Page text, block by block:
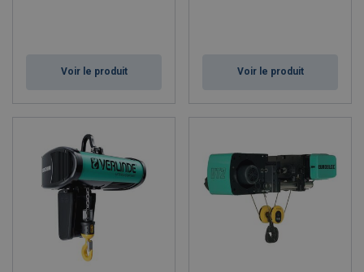
Voir le produit Voir le produit